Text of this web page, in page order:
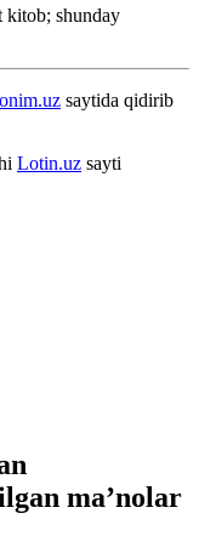
kitob; shunday
saytida qidirib
Lotin.uz sayti
ma’nolar